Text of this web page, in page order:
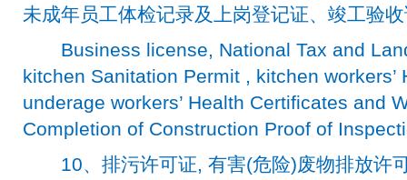
未成年员工体检记录及上岗登记证、竣工验
Business license, National Tax and
kitchen Sanitation Permit , kitchen workers’
underage workers’ Health Certificates and
Completion of Construction Proof of
10、排污许可证, 有害(危险)废物排放许